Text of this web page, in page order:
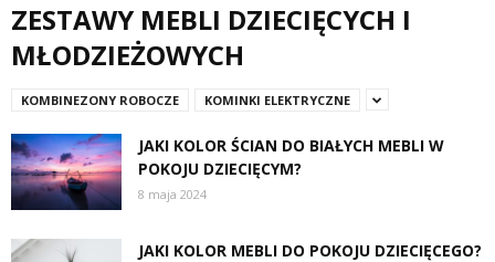
ZESTAWY MEBLI DZIECIĘCYCH I
MŁODZIEŻOWYCH
KOMBINEZONY ROBOCZE KOMINKI ELEKTRYCZNE
JAKI KOLOR ŚCIAN DO BIAŁYCH MEBLI W
POKOJU DZIECIĘCYM?
8 maja 2024
JAKI KOLOR MEBLI DO POKOJU DZIECIĘCEGO?